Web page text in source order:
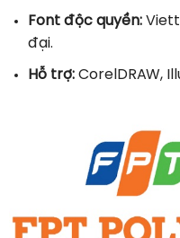
Font độc quyền:
đại.
Hỗ trợ:CorelDRAW,